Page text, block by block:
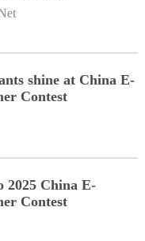
shine at China E-
Contest
2025 China E-
Contest